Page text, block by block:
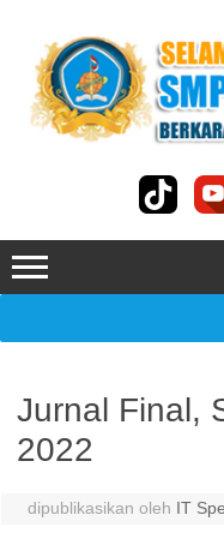
content
Jurnal Final,
2022
dipublikasikan oleh IT